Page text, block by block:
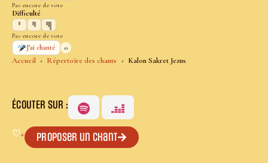
Accueil Répertoire des chants Kalon Sakret Jezus
Pas encore de vote
Difficulté
Pas encore de vote
J’ai chanté
0
ÉCOUTER SUR :
♡+ Proposer un chant